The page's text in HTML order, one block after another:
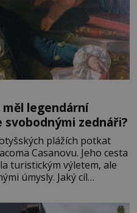
měl legendární
svobodnými zednáři?
plážích potkat
Casanovu. Jeho cesta
turistickým výletem, ale
úmysly. Jaký cíl
kontaktoval tamní